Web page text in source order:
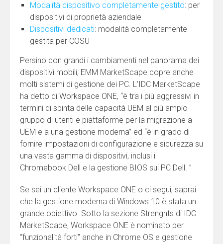
Modalità dispositivo completamente gestito: per
dispositivi di proprietà aziendale
Dispositivi dedicati: modalità completamente
gestita per COSU
Persino con grandi i cambiamenti nel panorama dei
dispositivi mobili, EMM MarketScape copre anche
molti sistemi di gestione dei PC. L’IDC MarketScape
ha detto di Workspace ONE, “è tra i più aggressivi in ​​
termini di spinta delle capacità UEM al più ampio
gruppo di utenti e piattaforme per la migrazione a
UEM e a una gestione moderna” ed “è in grado di
fornire impostazioni di configurazione e sicurezza su
una vasta gamma di dispositivi, inclusi i
Chromebook Dell e la gestione BIOS sui PC Dell. ”
Se sei un cliente Workspace ONE o ci segui, saprai
che la gestione moderna di Windows 10 è stata un
grande obiettivo. Sotto la sezione Strenghts di IDC
MarketScape, Workspace ONE è nominato per
“funzionalità forti” anche in Chrome OS e gestione